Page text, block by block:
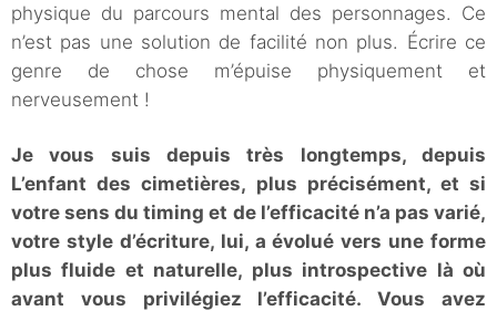
physique du parcours mental des personnages. Ce
n’est pas une solution de facilité non plus. Écrire ce
genre de chose m’épuise physiquement et
nerveusement !
Je vous suis depuis très longtemps, depuis
L’enfant des cimetières, plus précisément, et si
votre sens du timing et de l’efficacité n’a pas varié,
votre style d’écriture, lui, a évolué vers une forme
plus fluide et naturelle, plus introspective là où
avant vous privilégiez l’efficacité. Vous avez